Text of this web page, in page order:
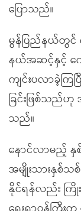
ပြောသည်။
မွန်ပြည်နယ်တွင်
နယ်အဆင့်နှင့် က
ကျင်းပလာခဲ့က
ခြင်းဖြစ်သည်ဟု
သည်။
နောင်လာမည့်
အမျိုးသားနှစ်
နိုင်ရန်လည်း ကြို